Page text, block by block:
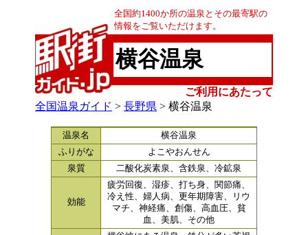
全国約1400か所の温泉とその最寄駅の
情報をご覧いただけます。
横谷温泉
ご利用にあたって
全国温泉ガイド > 長野県 > 横谷温泉
温泉名
横谷温泉
ふりがな
よこやおんせん
泉質
二酸化炭素泉、含鉄泉、冷鉱泉
効能
疲労回復、湿疹、打ち身、関節痛、
冷え性、婦人病、更年期障害、リウ
マチ、神経痛、創傷、高血圧、貧
血、美肌、その他